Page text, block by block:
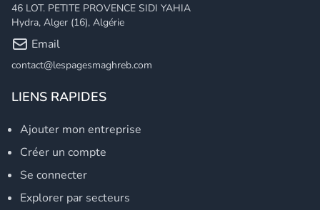
46 LOT. PETITE PROVENCE SIDI YAHIA
Hydra, Alger (16), Algérie
Email
contact@lespagesmaghreb.com
LIENS RAPIDES
Ajouter mon entreprise
Créer un compte
Se connecter
Explorer par secteurs